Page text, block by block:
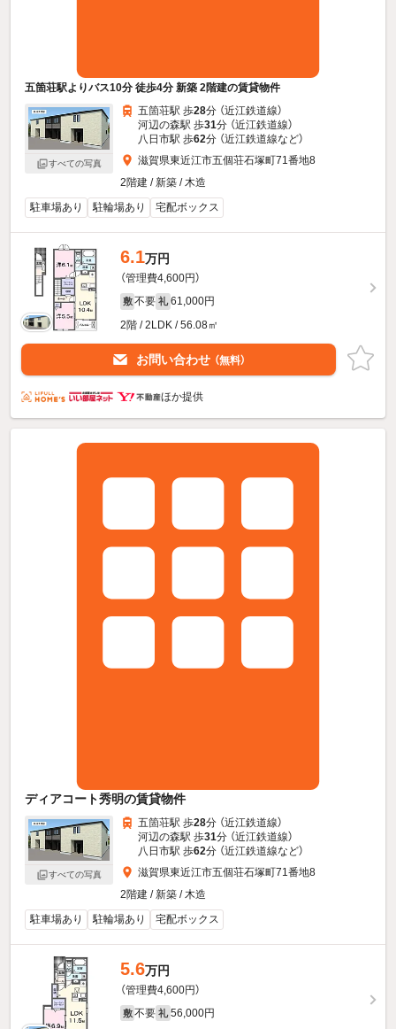
五箇荘駅よりバス10分 徒歩4分 新築 2階建の賃貸物件
すべての写真
五箇荘駅 歩28分 （近江鉄道線）
河辺の森駅 歩31分 （近江鉄道線）
八日市駅 歩62分 （近江鉄道線など）
滋賀県東近江市五個荘石塚町71番地8
2階建 / 新築 / 木造
駐車場あり
駐輪場あり 宅配ボックス
6.1万円
（管理費4,600円）
敷 不要 礼 61,000円
2階 / 2LDK / 56.08㎡
お問い合わせ （無料）
ほか提供
ディアコート秀明の賃貸物件
すべての写真
五箇荘駅 歩28分 （近江鉄道線）
河辺の森駅 歩31分 （近江鉄道線）
八日市駅 歩62分 （近江鉄道線など）
滋賀県東近江市五個荘石塚町71番地8
2階建 / 新築 / 木造
駐車場あり
駐輪場あり 宅配ボックス
5.6万円
（管理費4,600円）
敷 不要 礼 56,000円